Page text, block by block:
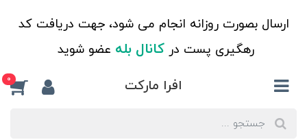
ارسال بصورت روزانه انجام می شود، جهت دریافت کد
رهگیری پست درکانال بله عضو شوید
افرا مارکت 0